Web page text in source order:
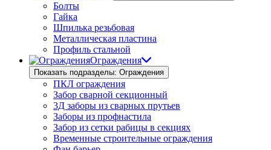
Болты
Гайка
Шпилька резьбовая
Металлическая пластина
Профиль стальной
Ограждения
Показать подразделы: Ограждения
ПКЛ ограждения
Забор сварной секционный
3Д заборы из сварных прутьев
Заборы из профнастила
Забор из сетки рабицы в секциях
Временные строительные ограждения